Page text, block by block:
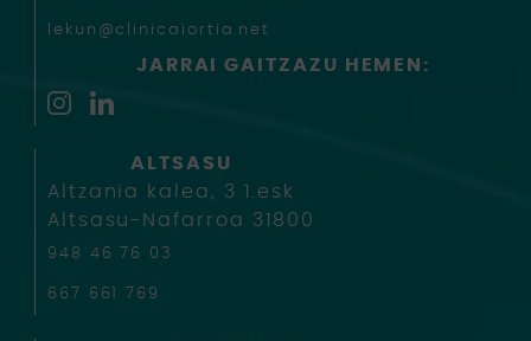
lekun@clinicaiortia.net
JARRAI GAITZAZU HEMEN:
ALTSASU
Altzania kalea, 3 1.esk
Altsasu-Nafarroa 31800
948 46 76 03
667 661 769